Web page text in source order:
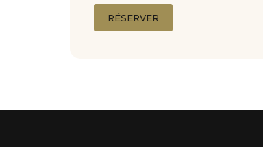
RÉSERVER